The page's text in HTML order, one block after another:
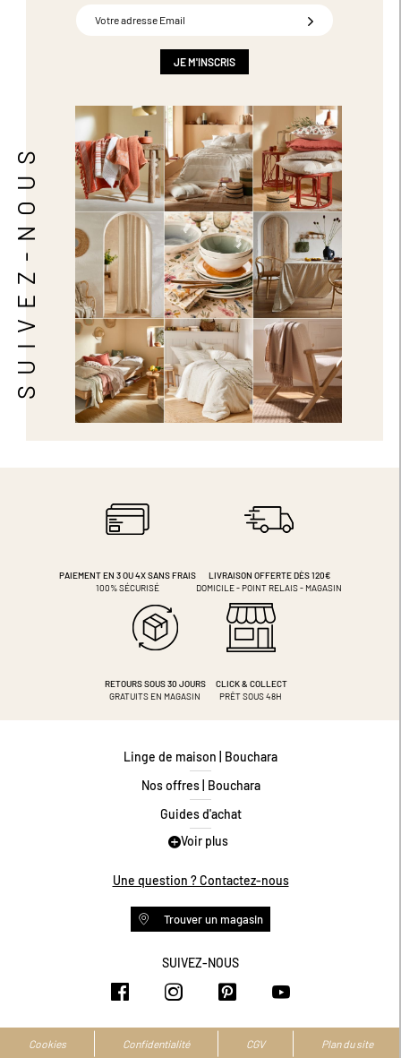
SUIVEZ-NOUS
JE M'INSCRIS
PAIEMENT EN 3 OU 4XSANS FRAIS
100% SÉCURISÉ
LIVRAISON OFFERTE DÈS 120€
DOMICILE - POINT RELAIS - MAGASIN
RETOURS SOUS 30 JOURS
GRATUITS EN MAGASIN
CLICK & COLLECT
PRÊT SOUS 48H
Linge de maison | Bouchara
Nos offres | Bouchara
Guides d'achat
Guide des tailles
Programme de fidélité
Conditions des offres
Livraison et retours
Accessibilité numérique
Voir plus
Une question ? Contactez-nous
Trouver un magasin
SUIVEZ-NOUS
https://www.facebook.com/
https://https://
Cookies Confidentialité CGV Plan du site